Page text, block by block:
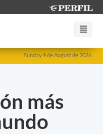
Sunday 9 de August de 2026
más